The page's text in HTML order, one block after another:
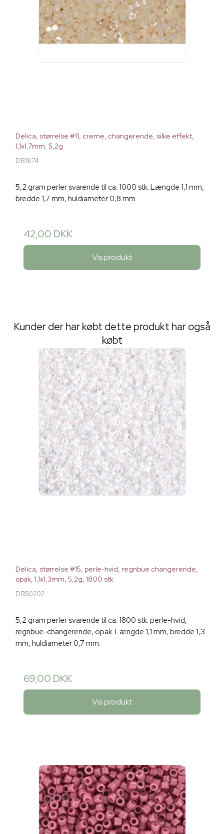
Delica, størrelse #11, creme, changerende, silke effekt,
1,1x1,7mm, 5,2g
DB1874
5,2 gram perler svarende til ca. 1000 stk. Længde 1,1 mm,
bredde 1,7 mm, huldiameter 0,8 mm.
42,00 DKK
Vis produkt
Kunder der har købt dette produkt har også
købt
Delica, størrelse #15, perle-hvid, regnbue changerende,
opak, 1,1x1,3mm, 5,2g, 1800 stk
DBS0202
5,2 gram perler svarende til ca. 1800 stk. perle-hvid,
regnbue-changerende, opak. Længde 1,1 mm, bredde 1,3
mm, huldiameter 0,7 mm.
69,00 DKK
Vis produkt